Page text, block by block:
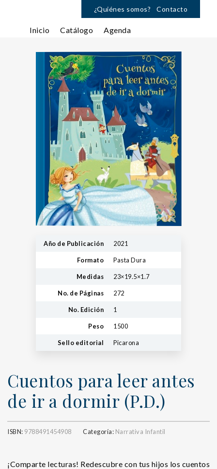
¿Quiénes somos? Contacto
Inicio Catálogo Agenda
Año de Publicación 2021
Formato Pasta Dura
Medidas 23×19.5×1.7
No. de Páginas 272
No. Edición 1
Peso 1500
Sello editorial Picarona
Cuentos para leer antes
de ir a dormir (P.D.)
ISBN: 9788491454908 Categoría: Narrativa Infantil
¡Comparte lecturas! Redescubre con tus hijos los cuentos